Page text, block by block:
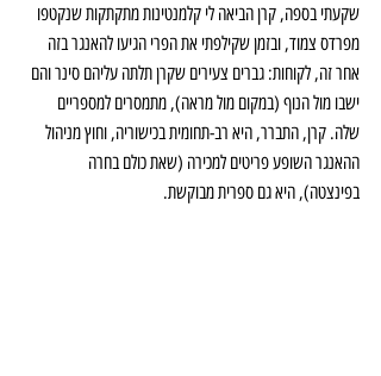
שקעתי בספה, קרן הביאה לי קלמנטינות מתקתקות שנקטפו
מפרדס צמוד, ובזמן שקילפתי את הפרי הגיעו להאנגר בזה
אחר זה, לקוחות: גברים צעירים שקרן תלתה עליהם סינר והם
ישבו מול הנוף (במקום מול מראה), מתמסרים למספריים
שלה. קרן, התברר, היא רב-תחומית בכישוריה, וחוץ מניהול
ההאנגר השופע פריטים למכירה (שאת כולם בחרה
בפינצטה), היא גם ספרית מבוקשת.